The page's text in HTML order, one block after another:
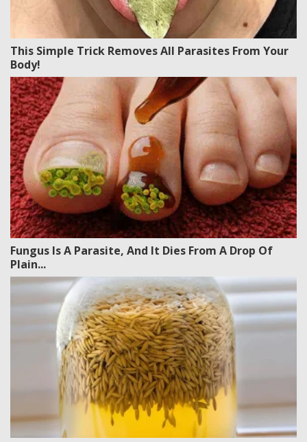
This Simple Trick Removes All Parasites From Your
Body!
Fungus Is A Parasite, And It Dies From A Drop Of
Plain...